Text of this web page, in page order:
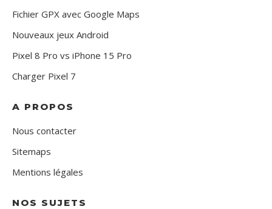
Fichier GPX avec Google Maps
Nouveaux jeux Android
Pixel 8 Pro vs iPhone 15 Pro
Charger Pixel 7
A PROPOS
Nous contacter
Sitemaps
Mentions légales
NOS SUJETS